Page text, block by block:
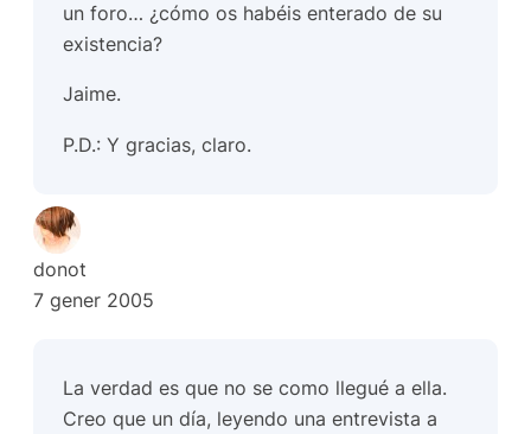
un foro… ¿cómo os habéis enterado de su
existencia?
Jaime.
P.D.: Y gracias, claro.
donot
7 gener 2005
La verdad es que no se como llegué a ella.
Creo que un día, leyendo una entrevista a